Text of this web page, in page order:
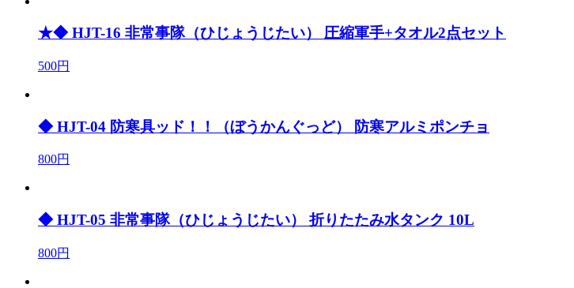
★◆ HJT-16 非常事隊（ひじょうじたい） 圧縮軍手+タオル2点セット
500円
◆ HJT-04 防寒具ッド！！（ぼうかんぐっど） 防寒アルミポンチョ
800円
◆ HJT-05 非常事隊（ひじょうじたい） 折りたたみ水タンク 10L
800円